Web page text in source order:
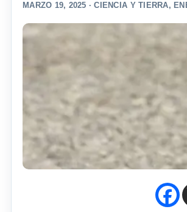
MARZO 19, 2025 ·CIENCIA Y TIERRA,